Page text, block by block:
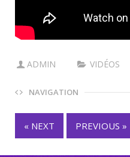
ADMIN VIDÉOS
NAVIGATION
« NEXT PREVIOUS »